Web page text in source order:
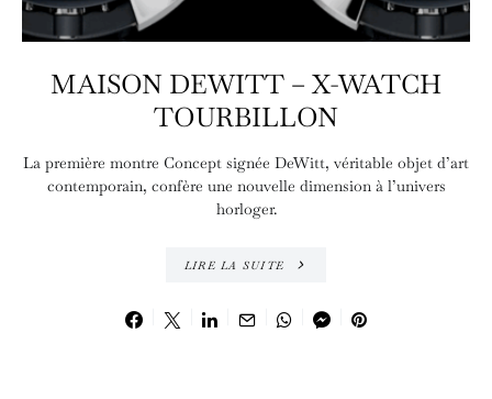
MAISON DEWITT – X-WATCH
TOURBILLON
La première montre Concept signée DeWitt, véritable objet d’art
contemporain, confère une nouvelle dimension à l’univers
horloger.
LIRE LA SUITE